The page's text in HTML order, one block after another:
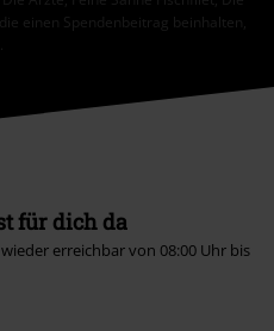
einen Spendenbeitrag beinhalten,
für dich da
erreichbar von 08:00 Uhr bis